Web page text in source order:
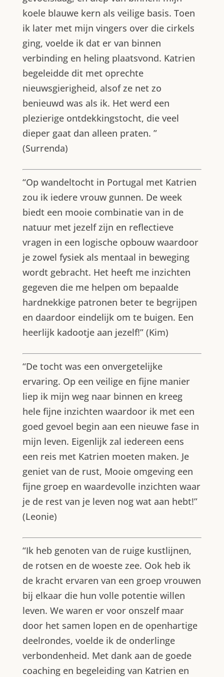
koele blauwe kern als veilige basis. Toen
ik later met mijn vingers over die cirkels
ging, voelde ik dat er van binnen
verbinding en heling plaatsvond. Katrien
begeleidde dit met oprechte
nieuwsgierigheid, alsof ze net zo
benieuwd was als ik. Het werd een
plezierige ontdekkingstocht, die veel
dieper gaat dan alleen praten. ”
(Surrenda)
“Op wandeltocht in Portugal met Katrien
zou ik iedere vrouw gunnen. De week
biedt een mooie combinatie van in de
natuur met jezelf zijn en reflectieve
vragen in een logische opbouw waardoor
je zowel fysiek als mentaal in beweging
wordt gebracht. Het heeft me inzichten
gegeven die me helpen om bepaalde
hardnekkige patronen beter te begrijpen
en daardoor eindelijk om te buigen. Een
heerlijk kadootje aan jezelf!” (Kim)
“De tocht was een onvergetelijke
ervaring. Op een veilige en fijne manier
liep ik mijn weg naar binnen en kreeg
hele fijne inzichten waardoor ik met een
goed gevoel begin aan een nieuwe fase in
mijn leven. Eigenlijk zal iedereen eens
een reis met Katrien moeten maken. Je
geniet van de rust, Mooie omgeving een
fijne groep en waardevolle inzichten waar
je de rest van je leven nog wat aan hebt!”
(Leonie)
“Ik heb genoten van de ruige kustlijnen,
de rotsen en de woeste zee. Ook heb ik
de kracht ervaren van een groep vrouwen
bij elkaar die hun volle potentie willen
leven. We waren er voor onszelf maar
door het samen lopen en de openhartige
deelrondes, voelde ik de onderlinge
verbondenheid. Met dank aan de goede
coaching en begeleiding van Katrien en